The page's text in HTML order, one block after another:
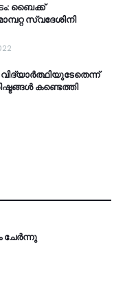
ബൈക്ക്
സ്വദേശിനി
കണ്ടെത്തി
ചേർന്നു